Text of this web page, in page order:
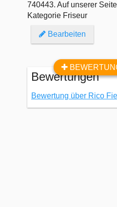
740443. Auf unserer
Kategorie Friseur
Bearbeiten
Bewertungen
Bewertung über Rico